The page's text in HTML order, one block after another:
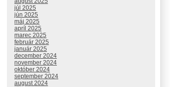
júl 2025
jún 2025
máj 2025
apríl 2025
marec 2025
február 2025
január 2025
december 2024
november 2024
október 2024
september 2024
august 2024